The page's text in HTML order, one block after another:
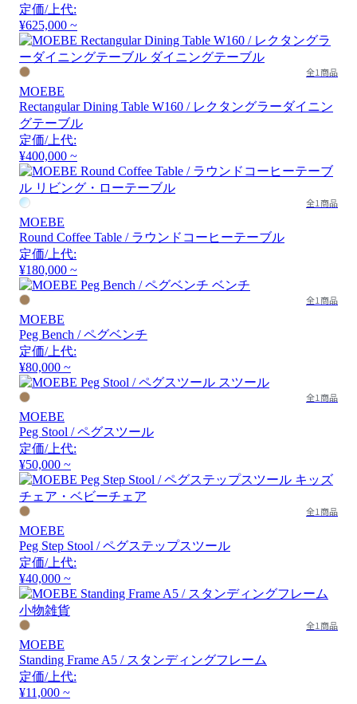
定価/上代:
¥625,000 ~
全1商品
MOEBE
Rectangular Dining Table W160 / レクタングラーダイニン
グテーブル
定価/上代:
¥400,000 ~
全1商品
MOEBE
Round Coffee Table / ラウンドコーヒーテーブル
定価/上代:
¥180,000 ~
全1商品
MOEBE
Peg Bench / ペグベンチ
定価/上代:
¥80,000 ~
全1商品
MOEBE
Peg Stool / ペグスツール
定価/上代:
¥50,000 ~
全1商品
MOEBE
Peg Step Stool / ペグステップスツール
定価/上代:
¥40,000 ~
全1商品
MOEBE
Standing Frame A5 / スタンディングフレーム
定価/上代:
¥11,000 ~